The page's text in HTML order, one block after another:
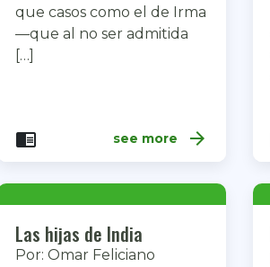
que casos como el de Irma
—que al no ser admitida
[…]
chrome_reader_mode see more arrow_forward
Las hijas de India
Por: Omar Feliciano